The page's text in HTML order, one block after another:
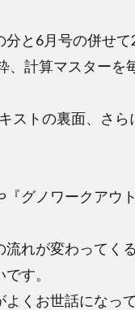
と6月号の併せ
、計算マスターを
ストの裏面、さら
グノワークアウ
れが変わってく
す。
くお世話になっ